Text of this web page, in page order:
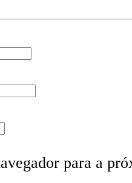
para a